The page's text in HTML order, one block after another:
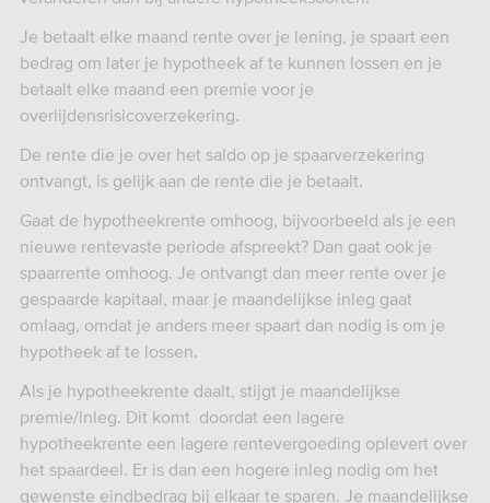
Je betaalt elke maand rente over je lening, je spaart een
bedrag om later je hypotheek af te kunnen lossen en je
betaalt elke maand een premie voor je
overlijdensrisicoverzekering.
De rente die je over het saldo op je spaarverzekering
ontvangt, is gelijk aan de rente die je betaalt.
Gaat de hypotheekrente omhoog, bijvoorbeeld als je een
nieuwe rentevaste periode afspreekt? Dan gaat ook je
spaarrente omhoog. Je ontvangt dan meer rente over je
gespaarde kapitaal, maar je maandelijkse inleg gaat
omlaag, omdat je anders meer spaart dan nodig is om je
hypotheek af te lossen.
Als je hypotheekrente daalt, stijgt je maandelijkse
premie/inleg. Dit komt doordat een lagere
hypotheekrente een lagere rentevergoeding oplevert over
het spaardeel. Er is dan een hogere inleg nodig om het
gewenste eindbedrag bij elkaar te sparen. Je maandelijkse